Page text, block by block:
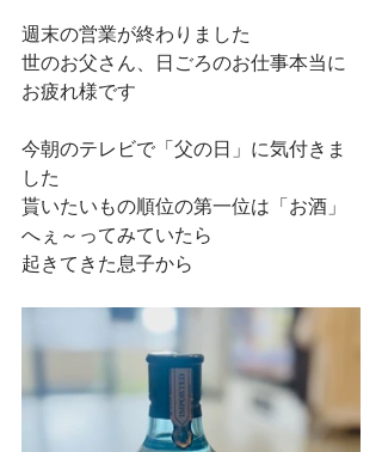
週末の営業が終わりました
世のお父さん、日ごろのお仕事本当に
お疲れ様です
今朝のテレビで「父の日」に気付きま
した
貰いたいもの順位の第一位は「お酒」
へぇ～ってみていたら
起きてきた息子から